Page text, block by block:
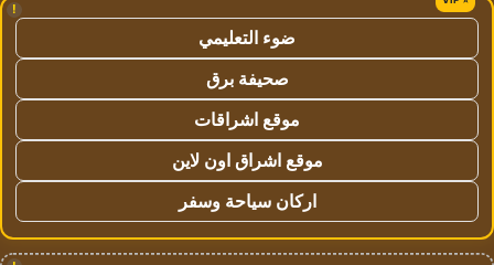
!
ضوء التعليمي
صحيفة برق
موقع اشراقات
موقع اشراق اون لاين
اركان سياحة وسفر